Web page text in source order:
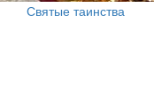
Святые таинства